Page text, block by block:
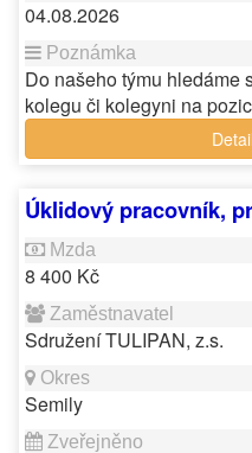
04.08.2026
Do našeho týmu hledáme
kolegu či kolegyni na
Úklidový pracovník,
8 400 Kč
Sdružení TULIPAN, z.s.
Semily